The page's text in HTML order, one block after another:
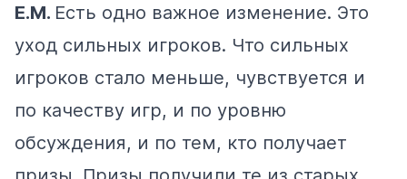
Е.М. Есть одно важное изменение. Это
уход сильных игроков. Что сильных
игроков стало меньше, чувствуется и
по качеству игр, и по уровню
обсуждения, и по тем, кто получает